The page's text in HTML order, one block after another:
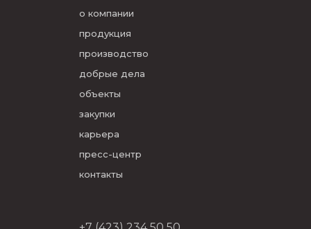
о компании
продукция
производство
добрые дела
объекты
закупки
карьера
пресс-центр
контакты